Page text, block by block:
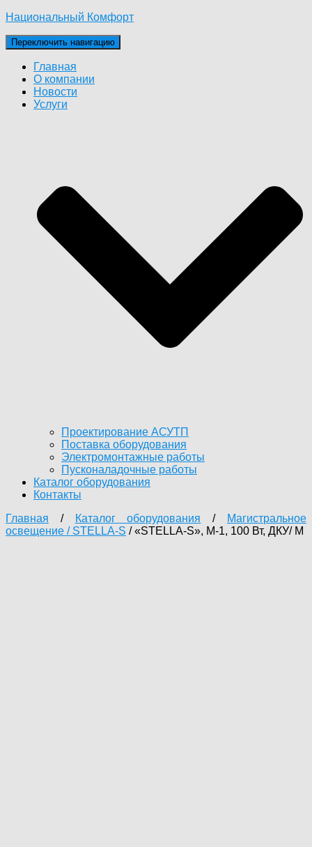
Национальный Комфорт
Переключить навигацию
Главная
О компании
Новости
Услуги
Проектирование АСУТП
Поставка оборудования
Электромонтажные работы
Пусконаладочные работы
Каталог оборудования
Контакты
Главная / Каталог оборудования /
Магистральное
освещение / STELLA-S / «STELLA-S», М-1, 100 Вт, ДКУ/ M